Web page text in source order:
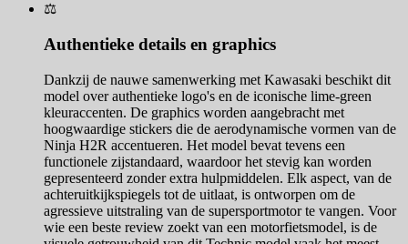
⚖️
Authentieke details en graphics
Dankzij de nauwe samenwerking met Kawasaki beschikt dit
model over authentieke logo's en de iconische lime-green
kleuraccenten. De graphics worden aangebracht met
hoogwaardige stickers die de aerodynamische vormen van de
Ninja H2R accentueren. Het model bevat tevens een
functionele zijstandaard, waardoor het stevig kan worden
gepresenteerd zonder extra hulpmiddelen. Elk aspect, van de
achteruitkijkspiegels tot de uitlaat, is ontworpen om de
agressieve uitstraling van de supersportmotor te vangen. Voor
wie een beste review zoekt van een motorfietsmodel, is de